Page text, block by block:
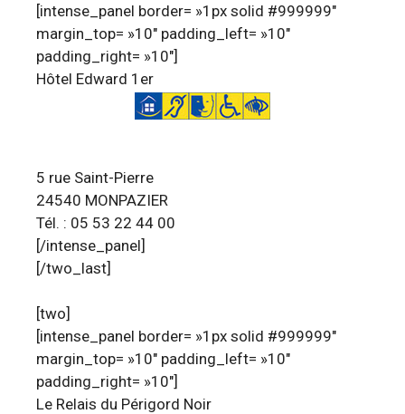
[intense_panel border= »1px solid #999999″
margin_top= »10″ padding_left= »10″
padding_right= »10″]
Hôtel Edward 1er
5 rue Saint-Pierre
24540 MONPAZIER
Tél. : 05 53 22 44 00
[/intense_panel]
[/two_last]
[two]
[intense_panel border= »1px solid #999999″
margin_top= »10″ padding_left= »10″
padding_right= »10″]
Le Relais du Périgord Noir